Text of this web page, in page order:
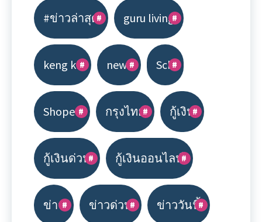
#ข่าวล่าสุด guru living
keng kk news Scb
Shopee กรุงไทย กู้เงิน
กู้เงินด่วน กู้เงินออนไลน์
ข่าว ข่าวด่วน ข่าววันนี้